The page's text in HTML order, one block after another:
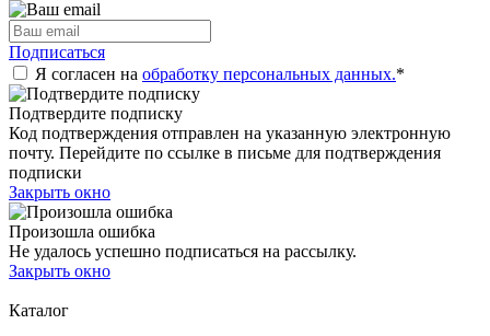
Подписаться
Я согласен на обработку персональных данных.*
Подтвердите подписку
Код подтверждения отправлен на указанную электронную
почту. Перейдите по ссылке в письме для подтверждения
подписки
Закрыть окно
Произошла ошибка
Не удалось успешно подписаться на рассылку.
Закрыть окно
Каталог